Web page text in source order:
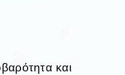
και